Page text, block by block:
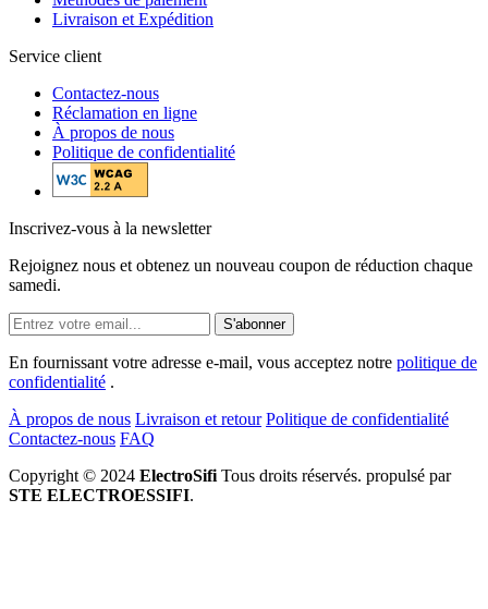
Livraison et Expédition
Service client
Contactez-nous
Réclamation en ligne
À propos de nous
Politique de confidentialité
Inscrivez-vous à la newsletter
Rejoignez nous et obtenez un nouveau coupon de réduction chaque
samedi.
S'abonner
En fournissant votre adresse e-mail, vous acceptez notre politique de
confidentialité .
À propos de nous Livraison et retour Politique de confidentialité
Contactez-nous FAQ
Copyright © 2024 ElectroSifi Tous droits réservés. propulsé par
STE ELECTROESSIFI.